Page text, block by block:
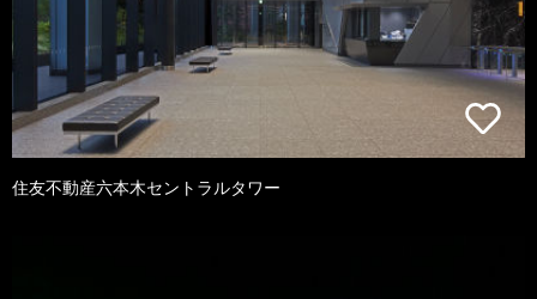
住友不動産六本木セントラルタワー